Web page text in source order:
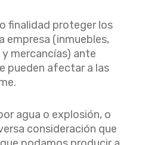
finalidad proteger los
empresa (inmuebles,
mercancías) ante
pueden afectar a las
agua o explosión, o
consideración que